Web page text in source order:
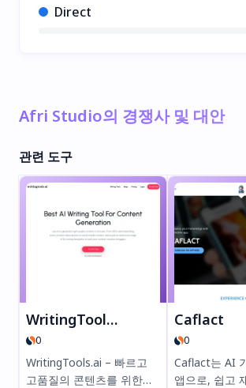
Direct
Afri Studio의 경쟁사 및 대안
관련 도구
WritingTools.ai
0
WritingTools.ai – 빠르고
고품질의 콘텐츠를 위한
Caflact
0
Caflact는 AI
앱으로, 쉽고